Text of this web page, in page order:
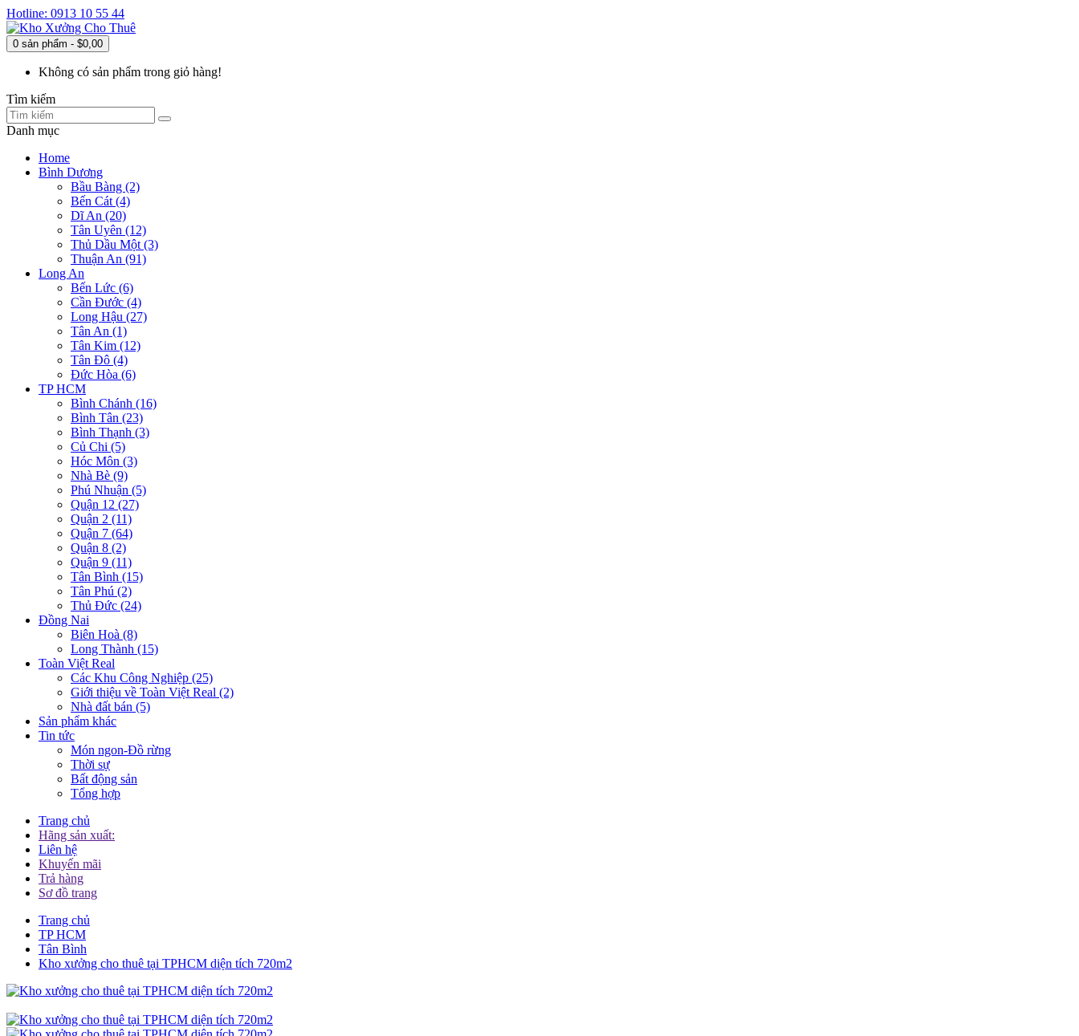
Hotline: 0913 10 55 44
0 sản phẩm - $0,00
Không có sản phẩm trong giỏ hàng!
Tìm kiếm
Danh mục
Home
Bình Dương
Bầu Bàng (2)
Bến Cát (4)
Dĩ An (20)
Tân Uyên (12)
Thủ Dầu Một (3)
Thuận An (91)
Long An
Bến Lức (6)
Cần Đước (4)
Long Hậu (27)
Tân An (1)
Tân Kim (12)
Tân Đô (4)
Đức Hòa (6)
TP HCM
Bình Chánh (16)
Bình Tân (23)
Bình Thạnh (3)
Củ Chi (5)
Hóc Môn (3)
Nhà Bè (9)
Phú Nhuận (5)
Quận 12 (27)
Quận 2 (11)
Quận 7 (64)
Quận 8 (2)
Quận 9 (11)
Tân Bình (15)
Tân Phú (2)
Thủ Đức (24)
Đồng Nai
Biên Hoà (8)
Long Thành (15)
Toàn Việt Real
Các Khu Công Nghiệp (25)
Giới thiệu về Toàn Việt Real (2)
Nhà đất bán (5)
Sản phẩm khác
Tin tức
Món ngon-Đồ rừng
Thời sự
Bất động sản
Tổng hợp
Trang chủ
Hãng sản xuất:
Liên hệ
Khuyến mãi
Trả hàng
Sơ đồ trang
Trang chủ
TP HCM
Tân Bình
Kho xưởng cho thuê tại TPHCM diện tích 720m2